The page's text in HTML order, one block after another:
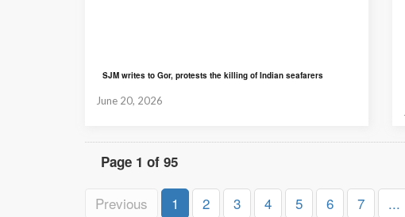
SJM writes to Gor, protests the killing of Indian seafarers
June 20, 2026
Page 1 of 95
Previous 1 2 3 4 5 6 7 ...